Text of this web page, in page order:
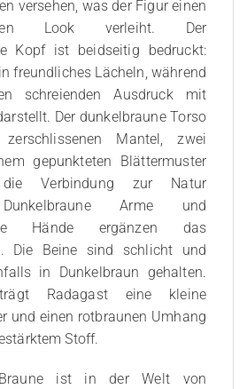
versehen, was der Figur einen
Look verleiht. Der
Kopf ist beidseitig bedruckt:
freundliches Lächeln, während
schreienden Ausdruck mit
Der dunkelbraune Torso
Mantel, zwei
gepunkteten Blättermuster
Verbindung zur Natur
Arme und
Hände ergänzen das
Die Beine sind schlicht und
in Dunkelbraun gehalten.
Radagast eine kleine
und einen rotbraunen Umhang
Stoff.
ist in der Welt von